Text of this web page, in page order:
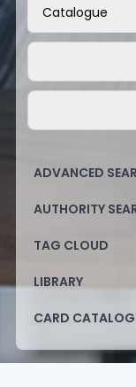
ADVANCED
AUTHORITY
TAG CLOUD
LIBRARY
CARD